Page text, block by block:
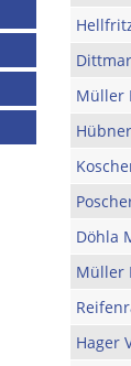
Müller
Döhla
Müller
Hager